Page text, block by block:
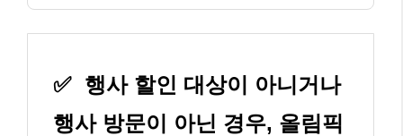
✅ 행사 할인 대상이 아니거나
행사 방문이 아닌 경우, 올림픽